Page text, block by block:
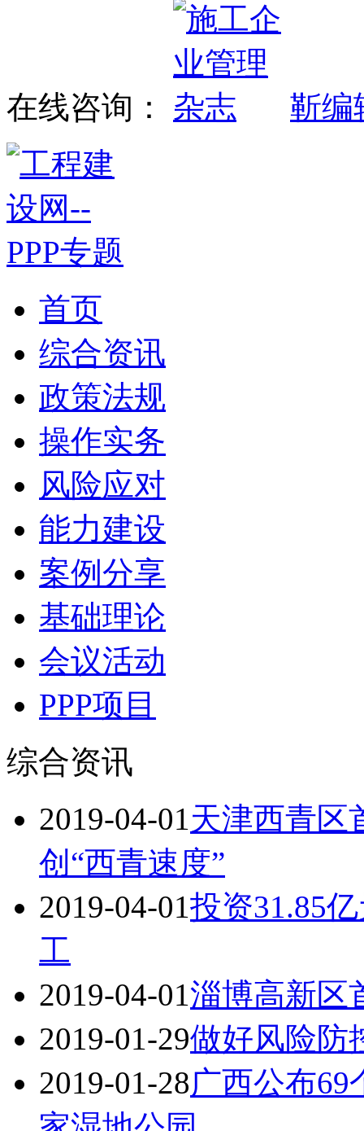
在线咨询： 靳编
首页
综合资讯
政策法规
操作实务
风险应对
能力建设
案例分享
基础理论
会议活动
PPP项目
综合资讯
2019-04-01天津西青区
创“西青速度”
2019-04-01投资31.85
工
2019-04-01淄博高新区
2019-01-29做好风险防
2019-01-28广西公布69